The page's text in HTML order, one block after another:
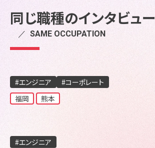
同じ職種のインタビュー
／ SAME OCCUPATION
#エンジニア
#コーポレート
福岡
熊本
#エンジニア